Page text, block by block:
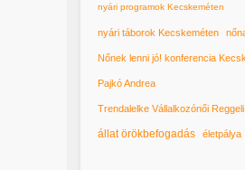
nyári programok Kecskeméten
nyári táborok Kecskeméten
Nőnek lenni jó! konferencia
Pajkó Andrea
Trendalelke Vállalkozónői Reggeli
állat örökbefogadás életpálya